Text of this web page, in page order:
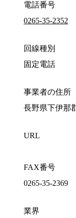
電話番号
0265-35-2352
回線種別
固定電話
事業者の住所
長野県下伊那
URL
FAX番号
0265-35-2369
業界